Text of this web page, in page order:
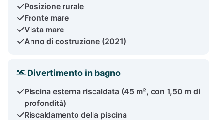
Posizione rurale
Fronte mare
Vista mare
Anno di costruzione (2021)
Divertimento in bagno
Piscina esterna riscaldata (45 m², con 1,50 m di
profondità)
Riscaldamento della piscina